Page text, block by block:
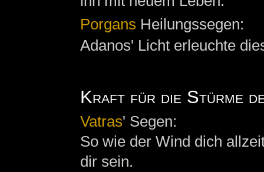
Porgans Heilungssegen:
Adanos' Licht erleuchte
Kraft für die Stürme
Vatras' Segen:
So wie der Wind dich
dir sein.